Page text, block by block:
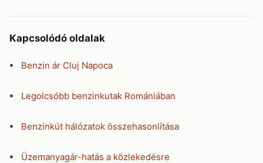
Kapcsolódó oldalak
Benzin ár Cluj Napoca
Legolcsóbb benzinkutak Romániában
Benzinkút hálózatok összehasonlítása
Üzemanyagár-hatás a közlekedésre